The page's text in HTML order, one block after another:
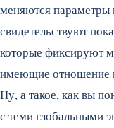
меняются параметры
свидетельствуют
которые фиксируют
имеющие отношение
Ну, а такое, как вы
с теми глобальными